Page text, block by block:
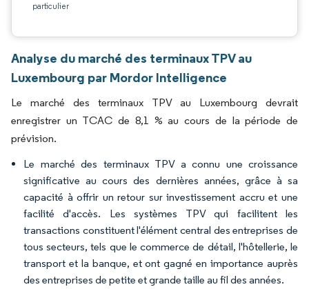
particulier
Analyse du marché des terminaux TPV au
Luxembourg par Mordor Intelligence
Le marché des terminaux TPV au Luxembourg devrait
enregistrer un TCAC de 8,1 % au cours de la période de
prévision.
Le marché des terminaux TPV a connu une croissance
significative au cours des dernières années, grâce à sa
capacité à offrir un retour sur investissement accru et une
facilité d'accès. Les systèmes TPV qui facilitent les
transactions constituent l'élément central des entreprises de
tous secteurs, tels que le commerce de détail, l'hôtellerie, le
transport et la banque, et ont gagné en importance auprès
des entreprises de petite et grande taille au fil des années.